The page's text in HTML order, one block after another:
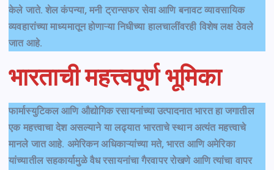
केले जाते. शेल कंपन्या, मनी ट्रान्सफर सेवा आणि बनावट व्यावसायिक
व्यवहारांच्या माध्यमातून होणाऱ्या निधीच्या हालचालींवरही विशेष लक्ष ठेवले
जात आहे.
भारताची महत्त्वपूर्ण भूमिका
फार्मास्युटिकल आणि औद्योगिक रसायनांच्या उत्पादनात भारत हा जगातील
एक महत्त्वाचा देश असल्याने या लढ्यात भारताचे स्थान अत्यंत महत्त्वाचे
मानले जात आहे. अमेरिकन अधिकाऱ्यांच्या मते, भारत आणि अमेरिका
यांच्यातील सहकार्यामुळे वैध रसायनांचा गैरवापर रोखणे आणि त्यांचा वापर